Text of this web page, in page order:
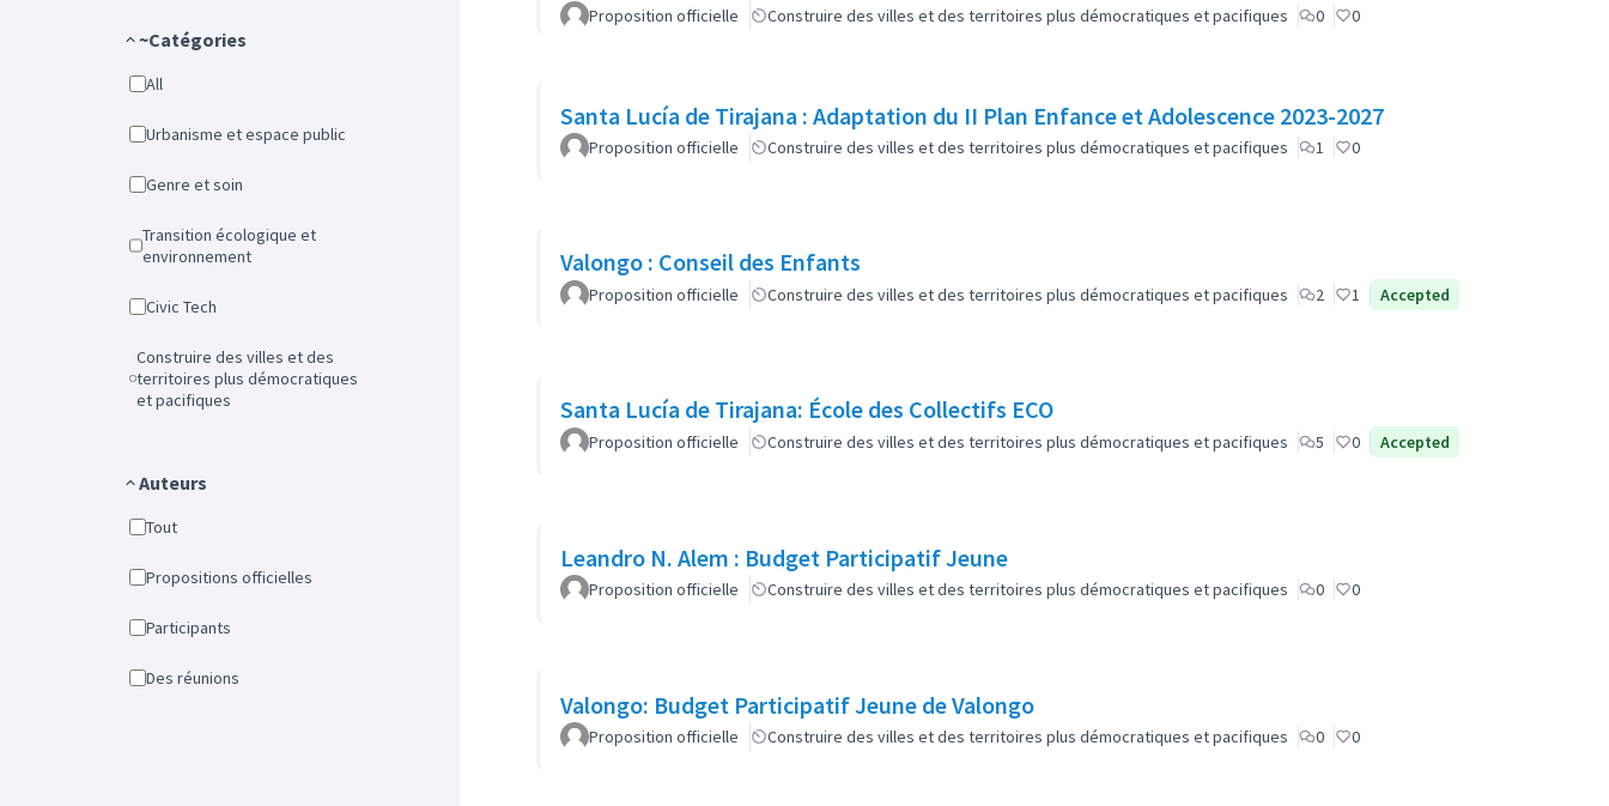
~Catégories
All
Urbanisme et espace public
Genre et soin
Transition écologique et
environnement
Civic Tech
Construire des villes et des
territoires plus démocratiques
et pacifiques
Auteurs
Tout
Propositions officielles
Participants
Des réunions
Proposition officielle Construire des villes et des territoires plus démocratiques et pacifiques 0 0
Santa Lucía de Tirajana : Adaptation du II Plan Enfance et Adolescence 2023-2027
Proposition officielle Construire des villes et des territoires plus démocratiques et pacifiques 1 0
Valongo : Conseil des Enfants
Proposition officielle Construire des villes et des territoires plus démocratiques et pacifiques 2 1 Accepted
Santa Lucía de Tirajana: École des Collectifs ECO
Proposition officielle Construire des villes et des territoires plus démocratiques et pacifiques 5 0 Accepted
Leandro N. Alem : Budget Participatif Jeune
Proposition officielle Construire des villes et des territoires plus démocratiques et pacifiques 0 0
Valongo: Budget Participatif Jeune de Valongo
Proposition officielle Construire des villes et des territoires plus démocratiques et pacifiques 0 0